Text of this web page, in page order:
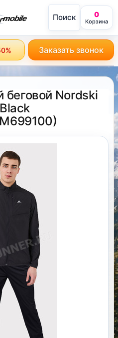
mobile Поиск 0
Корзина
Заказать звонок
Nordski
)